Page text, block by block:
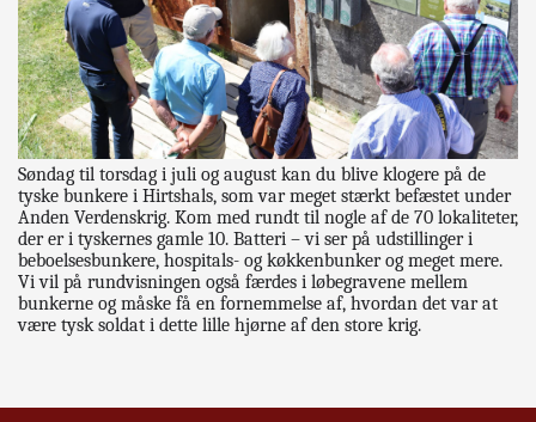
Søndag til torsdag i juli og august kan du blive klogere på de
tyske bunkere i Hirtshals, som var meget stærkt befæstet under
Anden Verdenskrig. Kom med rundt til nogle af de 70 lokaliteter,
der er i tyskernes gamle 10. Batteri – vi ser på udstillinger i
beboelsesbunkere, hospitals- og køkkenbunker og meget mere.
Vi vil på rundvisningen også færdes i løbegravene mellem
bunkerne og måske få en fornemmelse af, hvordan det var at
være tysk soldat i dette lille hjørne af den store krig.